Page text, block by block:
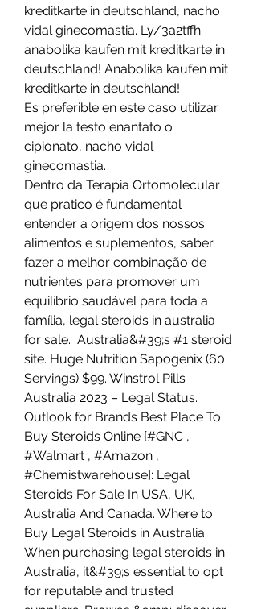
kreditkarte in deutschland, nacho
vidal ginecomastia. Ly/3a2tffh
anabolika kaufen mit kreditkarte in
deutschland! Anabolika kaufen mit
kreditkarte in deutschland!
Es preferible en este caso utilizar
mejor la testo enantato o
cipionato, nacho vidal
ginecomastia.
Dentro da Terapia Ortomolecular
que pratico é fundamental
entender a origem dos nossos
alimentos e suplementos, saber
fazer a melhor combinação de
nutrientes para promover um
equilíbrio saudável para toda a
família, legal steroids in australia
for sale.  Australia&#39;s #1 steroid
site. Huge Nutrition Sapogenix (60
Servings) $99. Winstrol Pills
Australia 2023 – Legal Status.
Outlook for Brands Best Place To
Buy Steroids Online [#GNC ,
#Walmart , #Amazon ,
#Chemistwarehouse]: Legal
Steroids For Sale In USA, UK,
Australia And Canada. Where to
Buy Legal Steroids in Australia:
When purchasing legal steroids in
Australia, it&#39;s essential to opt
for reputable and trusted